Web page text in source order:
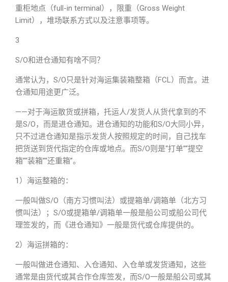
重柜地点（full-in terminal），限重（Gross Weight
Limit），堆场联系方式以及注意事项等。
3
S/O和进仓通知有啥不同？
通常认为，S/O只是针对海运集装箱整箱（FCL）而言。进
仓通知用途更广泛。
——对于海运散货或拼箱，托运人/发货人从货代拿到的不
是S/O，而是进仓通知。进仓通知的功能和S/O大同小异，
只不过进仓通知是指示发货人按照规定的时间，自己找车
把货送到货代指定的仓库或地点。而S/O则是“打单”“提空
箱”“装箱”“还重箱”。
1）海运整箱的：
一般叫做S/O（南方习惯叫法）或提箱单/调箱单（北方习
惯叫法）；S/O或提箱单/调箱单一般是船公司或船公司代
理签发的，而《进仓通知》一般是货代或仓库提供的。
2）海运拼箱的：
一般叫做进仓通知、入仓通知、入仓单或发货通知，这些
通常是由货代或其合作仓库签发，而S/O一般是船公司或其